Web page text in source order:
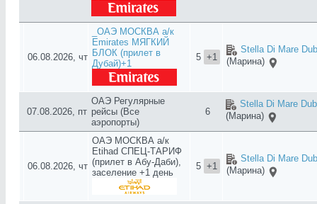
06.08.2026, чт
_ОАЭ МОСКВА а/к
Emirates МЯГКИЙ
БЛОК (прилет в
Дубай)+1
5 +1
Stella Di Mare
(Марина)
07.08.2026, пт
ОАЭ Регулярные
рейсы (Все
аэропорты)
6
Stella Di Mare
(Марина)
06.08.2026, чт
ОАЭ МОСКВА а/к
Etihad СПЕЦ-ТАРИФ
(прилет в Абу-Даби),
заселение +1 день
5 +1
Stella Di Mare
(Марина)